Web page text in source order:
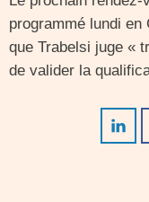
programmé lundi en
que Trabelsi juge «
de valider la